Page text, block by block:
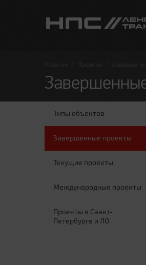
Главная Проекты
Типы объектов
Завершенные проекты
Текущие проекты
Международные проекты
Проекты в Санкт-
Петербурге и ЛО